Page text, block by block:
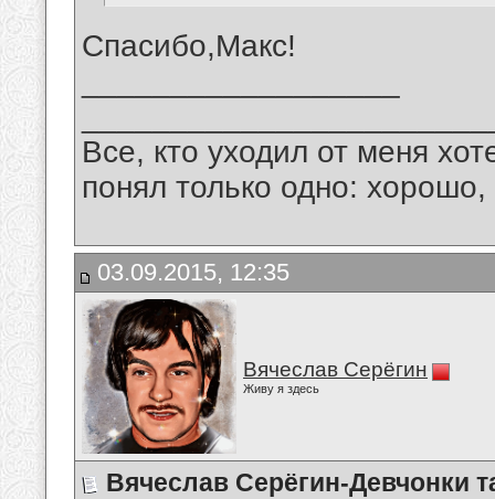
Спасибо,Макс!
Все, кто уходил от меня
понял только одно:
03.09.2015, 12:35
Вячеслав Серёгин
Живу я здесь
Вячеслав Серёгин-Девчонки